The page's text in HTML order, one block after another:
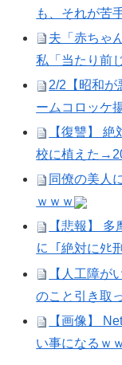
も、それが苦
夫「赤ちゃ
私「当たり前
2/2【昭和が
ームコロッケ
【復讐】
校に植えた
同僚の美人
ｗｗｗ
【悲報】
に「絶対にﾀﾋ
【人工障が
のこと引き取
【画像】
い事になるｗ